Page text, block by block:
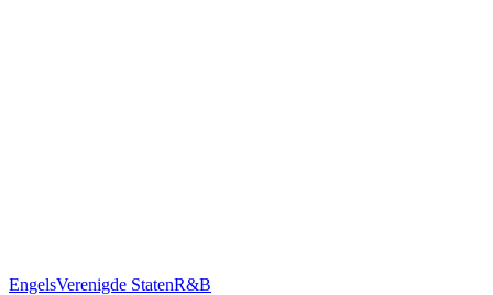
EngelsVerenigde StatenR&B